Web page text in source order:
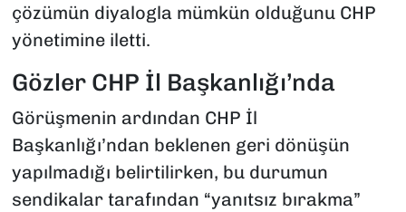
çözümün diyalogla mümkün olduğunu CHP
yönetimine iletti.
Gözler CHP İl Başkanlığı’nda
Görüşmenin ardından CHP İl
Başkanlığı’ndan beklenen geri dönüşün
yapılmadığı belirtilirken, bu durumun
sendikalar tarafından “yanıtsız bırakma”